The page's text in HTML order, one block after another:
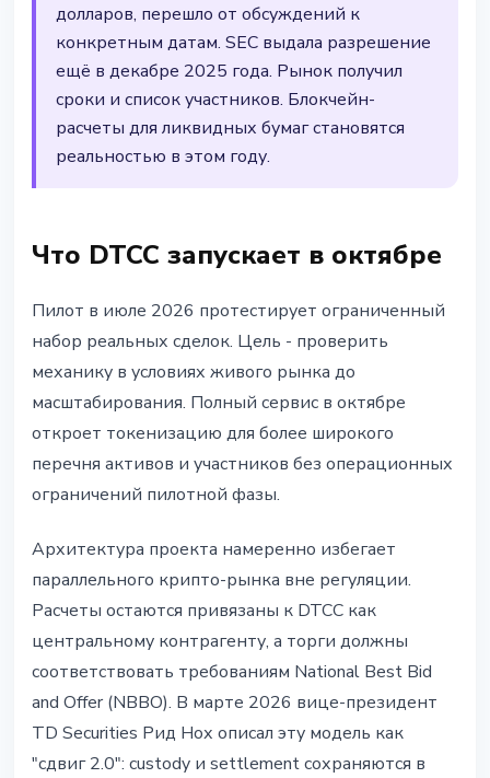
долларов, перешло от обсуждений к
конкретным датам. SEC выдала разрешение
ещё в декабре 2025 года. Рынок получил
сроки и список участников. Блокчейн-
расчеты для ликвидных бумаг становятся
реальностью в этом году.
Что DTCC запускает в октябре
Пилот в июле 2026 протестирует ограниченный
набор реальных сделок. Цель - проверить
механику в условиях живого рынка до
масштабирования. Полный сервис в октябре
откроет токенизацию для более широкого
перечня активов и участников без операционных
ограничений пилотной фазы.
Архитектура проекта намеренно избегает
параллельного крипто-рынка вне регуляции.
Расчеты остаются привязаны к DTCC как
центральному контрагенту, а торги должны
соответствовать требованиям National Best Bid
and Offer (NBBO). В марте 2026 вице-президент
TD Securities Рид Нох описал эту модель как
"сдвиг 2.0": custody и settlement сохраняются в